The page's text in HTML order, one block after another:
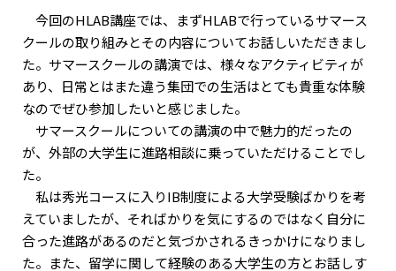
今回のHLAB講座では、まずHLABで行っているサマース
クールの取り組みとその内容についてお話しいただきまし
た。サマースクールの講演では、様々なアクティビティが
あり、日常とはまた違う集団での生活はとても貴重な体験
なのでぜひ参加したいと感じました。
サマースクールについての講演の中で魅力的だったの
が、外部の大学生に進路相談に乗っていただけることでし
た。
私は秀光コースに入りIB制度による大学受験ばかりを考
えていましたが、そればかりを気にするのではなく自分に
合った進路があるのだと気づかされるきっかけになりまし
た。また、留学に関して経験のある大学生の方とお話しす